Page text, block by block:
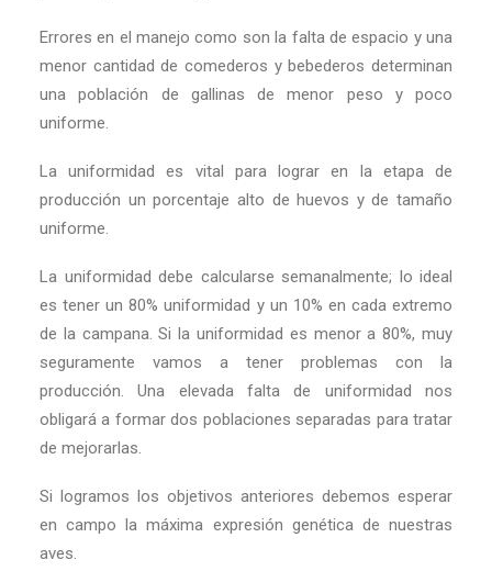
Errores en el manejo como son la falta de espacio y una
menor cantidad de comederos y bebederos determinan
una población de gallinas de menor peso y poco
uniforme.
La uniformidad es vital para lograr en la etapa de
producción un porcentaje alto de huevos y de tamaño
uniforme.
La uniformidad debe calcularse semanalmente; lo ideal
es tener un 80% uniformidad y un 10% en cada extremo
de la campana. Si la uniformidad es menor a 80%, muy
seguramente vamos a tener problemas con la
producción. Una elevada falta de uniformidad nos
obligará a formar dos poblaciones separadas para tratar
de mejorarlas.
Si logramos los objetivos anteriores debemos esperar
en campo la máxima expresión genética de nuestras
aves.